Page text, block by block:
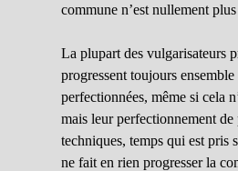
commune n’est nullement
La plupart des vulgarisateurs
progressent toujours
perfectionnées, même si cela
mais leur perfectionnement de
techniques, temps qui est pris
ne fait en rien progresser la